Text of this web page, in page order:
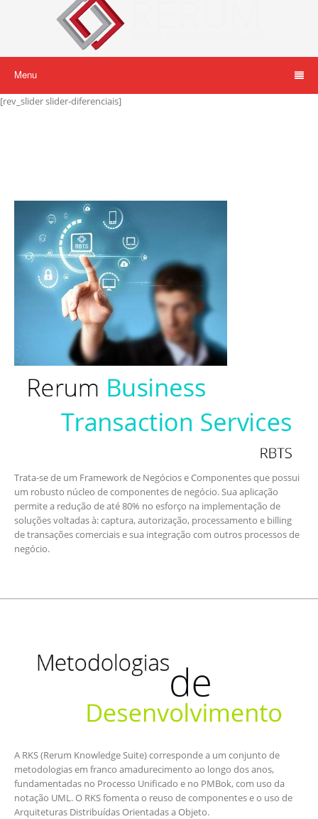
Menu
[rev_slider slider-diferenciais]
Trata-se de um Framework de Negócios e Componentes que possui
um robusto núcleo de componentes de negócio. Sua aplicação
permite a redução de até 80% no esforço na implementação de
soluções voltadas à: captura, autorização, processamento e billing
de transações comerciais e sua integração com outros processos de
negócio.
A RKS (Rerum Knowledge Suite) corresponde a um conjunto de
metodologias em franco amadurecimento ao longo dos anos,
fundamentadas no Processo Unificado e no PMBok, com uso da
notação UML. O RKS fomenta o reuso de componentes e o uso de
Arquiteturas Distribuídas Orientadas a Objeto.